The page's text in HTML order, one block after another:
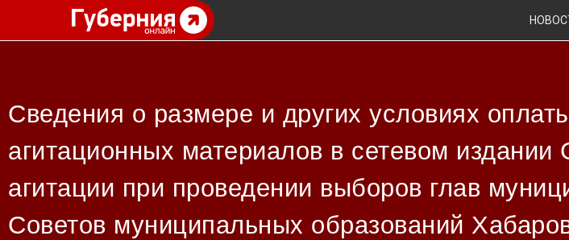
Сведения о размере и других условиях
агитационных материалов в сетевом
агитации при проведении выборов глав
Советов муниципальных образований